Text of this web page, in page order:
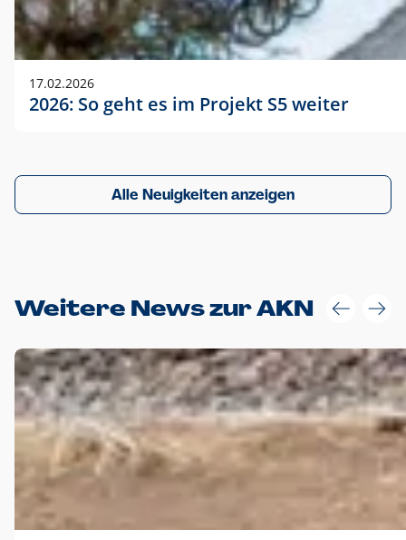
17.02.2026
2026: So geht es im Projekt S5 weiter
Alle Neuigkeiten anzeigen
Weitere News zur AKN